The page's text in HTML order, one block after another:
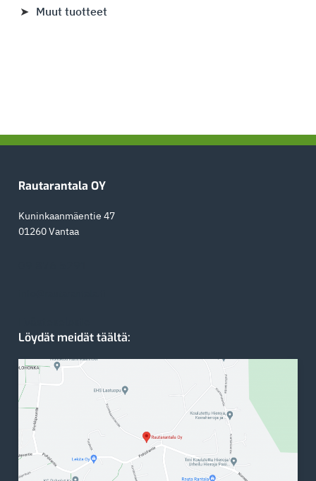
Muut tuotteet
Footer
Rautarantala OY
Kuninkaanmäentie 47
01260 Vantaa
Löydät meidät täältä: